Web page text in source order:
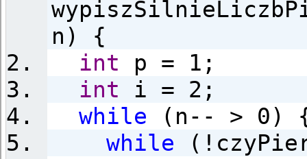
n) {
int p = 1;
int i = 2;
while (n-- > 0)
while